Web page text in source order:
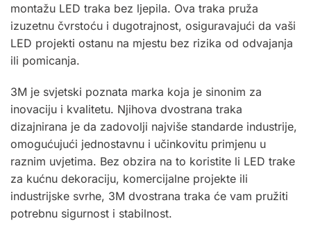
montažu LED traka bez ljepila. Ova traka pruža
izuzetnu čvrstoću i dugotrajnost, osiguravajući da vaši
LED projekti ostanu na mjestu bez rizika od odvajanja
ili pomicanja.
3M je svjetski poznata marka koja je sinonim za
inovaciju i kvalitetu. Njihova dvostrana traka
dizajnirana je da zadovolji najviše standarde industrije,
omogućujući jednostavnu i učinkovitu primjenu u
raznim uvjetima. Bez obzira na to koristite li LED trake
za kućnu dekoraciju, komercijalne projekte ili
industrijske svrhe, 3M dvostrana traka će vam pružiti
potrebnu sigurnost i stabilnost.